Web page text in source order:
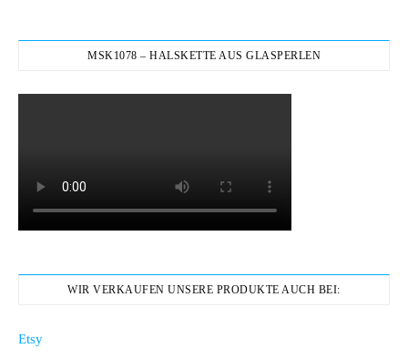
MSK1078 – HALSKETTE AUS GLASPERLEN
WIR VERKAUFEN UNSERE PRODUKTE AUCH BEI:
Etsy